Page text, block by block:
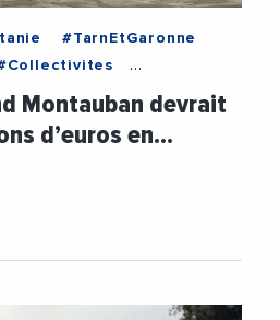
#TarnEtGaronne
Montauban devrait
d’euros en…